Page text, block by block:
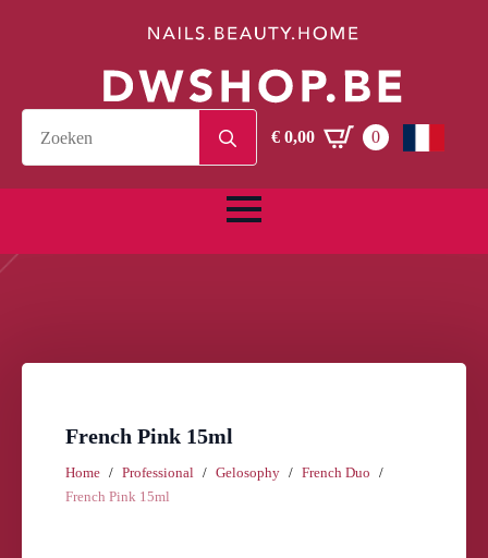
for:€0,00 0
French Pink 15ml
Home Professional Gelosophy
French Duo
French Pink 15ml